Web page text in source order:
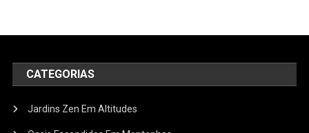
CATEGORIAS
Jardins Zen Em Altitudes